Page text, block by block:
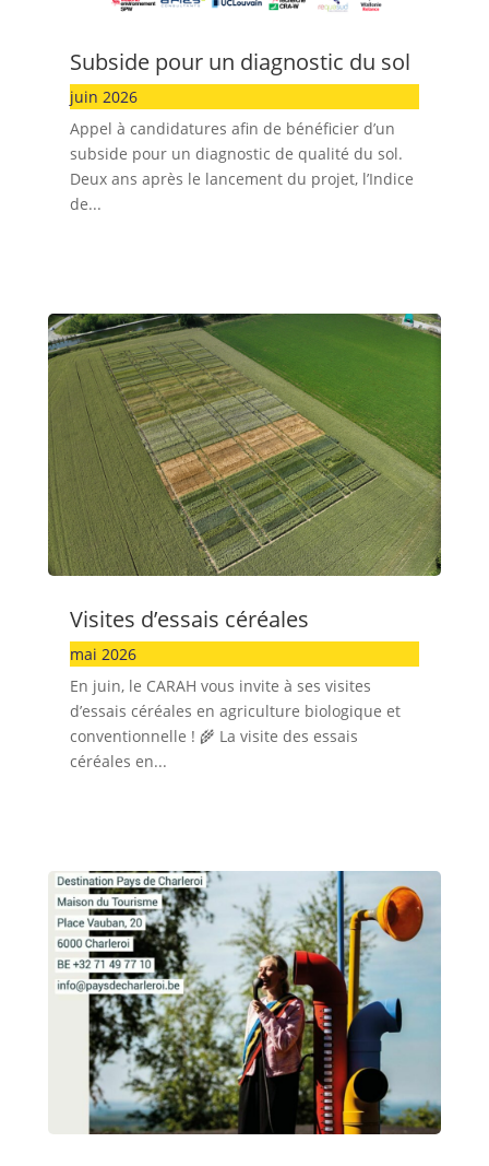
Subside pour un diagnostic du sol
juin 2026
Appel à candidatures afin de bénéficier d’un
subside pour un diagnostic de qualité du sol.
Deux ans après le lancement du projet, l’Indice
de...
Visites d’essais céréales
mai 2026
En juin, le CARAH vous invite à ses visites
d’essais céréales en agriculture biologique et
conventionnelle ! 🌾 La visite des essais
céréales en...